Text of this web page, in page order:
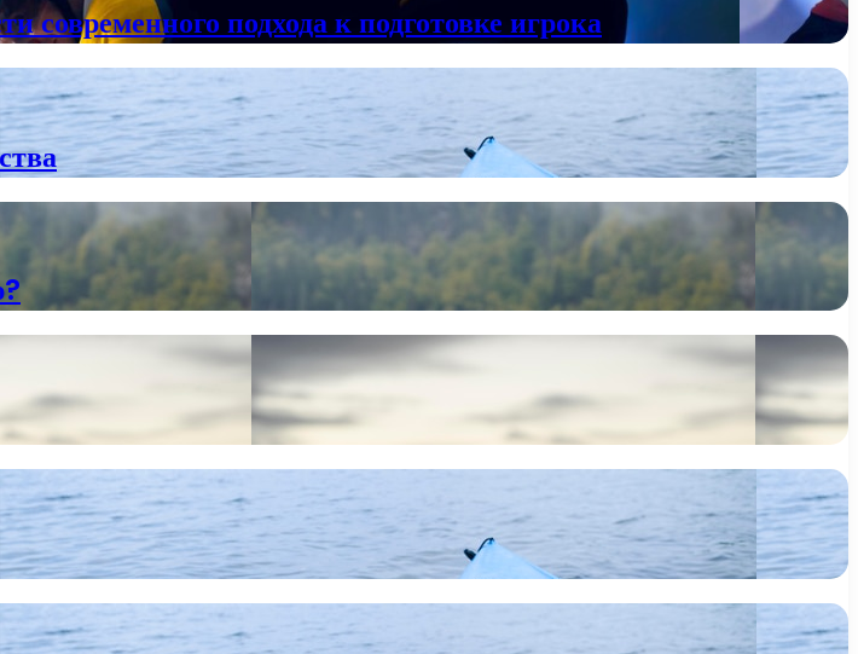
современного подхода к подготовке игрока